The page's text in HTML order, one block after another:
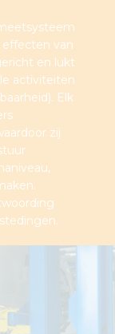
effecten van
en lukt
activiteiten
Elk
zij